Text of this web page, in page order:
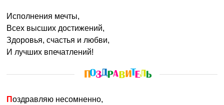
Исполнения мечты,
Всех высших достижений,
Здоровья, счастья и любви,
И лучших впечатлений!
Поздравляю несомненно,